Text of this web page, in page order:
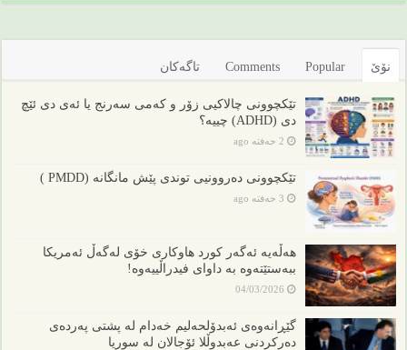
نۆێ Popular
Comments تاگەکان
تێکچوونی چالاکیی زۆر و کەمی سەرنج یا ئەی دی ئێچ
دی (ADHD) چییە؟
2 حەفتە ago
تێکچوونی دەروونیی توندی پێش مانگانە (PMDD )
3 حەفتە ago
هەڵەیە ئەگەر کورد هاوکاری خۆی لەگەڵ ئەمریکا
ببەستێتەوە بە داوای فیدراڵییەوە!
04/03/2026
گێڕانەوەی ئەبدۆلحەلیم خەدام لە پشتی پەردەی
دەرکردنی عەبدوڵلا ئۆجالان لە سوریا